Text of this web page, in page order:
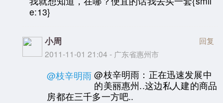
e:13}
小周
2011-11-01 21:04 - 广东省惠州市
回复
@枝辛明雨 @枝辛明雨：正在迅速发展中
的美丽惠州..这边私人建的商品
房都在三千多一方吧..